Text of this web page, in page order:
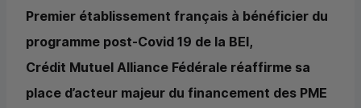
Premier établissement français à bénéficier du
programme post-Covid 19 de la BEI,
Crédit Mutuel Alliance Fédérale réaffirme sa
place d’acteur majeur du financement des PME